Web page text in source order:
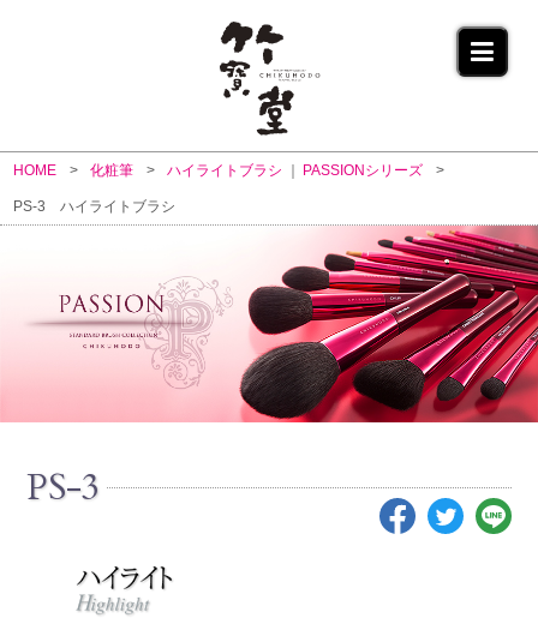
HOME 化粧筆 ハイライトブラシ PASSIONシリーズ
PS-3 ハイライトブラシ
PS-3